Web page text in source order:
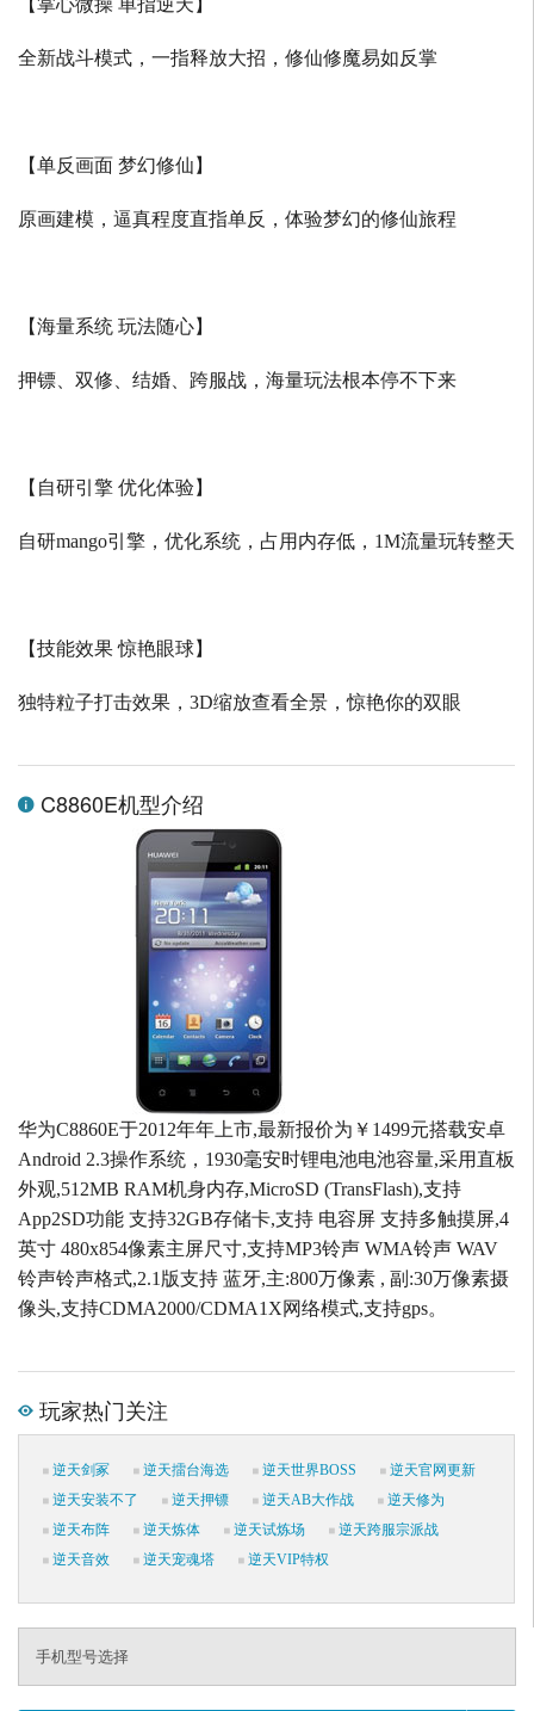
【掌心微操 单指逆天】
全新战斗模式，一指释放大招，修仙修魔易如反掌
【单反画面 梦幻修仙】
原画建模，逼真程度直指单反，体验梦幻的修仙旅程
【海量系统 玩法随心】
押镖、双修、结婚、跨服战，海量玩法根本停不下来
【自研引擎 优化体验】
自研mango引擎，优化系统，占用内存低， 1M流量玩转整天
【技能效果 惊艳眼球】
独特粒子打击效果， 3D缩放查看全景，惊艳你的双眼
C8860E机型介绍
华为C8860E于2012年年上市,最新报价为￥1499元搭载安卓
Android 2.3操作系统，1930毫安时锂电池电池容量,采用直板
外观,512MB RAM机身内存,MicroSD (TransFlash),支持
App2SD功能 支持32GB存储卡,支持 电容屏 支持多触摸屏,4
英寸 480x854像素主屏尺寸,支持MP3铃声 WMA铃声 WAV
铃声铃声格式,2.1版支持 蓝牙,主:800万像素 , 副:30万像素摄
像头,支持CDMA2000/CDMA1X网络模式,支持gps。
玩家热门关注
逆天剑冢 逆天擂台海选 逆天世界BOSS
逆天官网更新
逆天安装不了
逆天押镖 逆天AB大作战
逆天修为
逆天布阵
逆天炼体 逆天试炼场
逆天跨服宗派战
逆天音效
逆天宠魂塔 逆天VIP特权
手机型号选择